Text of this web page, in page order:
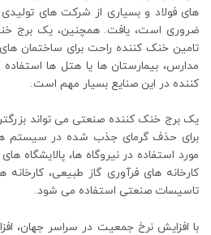
‌های فولاد و بسیاری از شرکت ‌های
ضروری است، یافت. همچنین، یک برج
تامین خنک کننده راحت برای ساختمان های
مدارس، بیمارستان ها یا هتل ها
کننده در این صنایع بسیار مهم است.
برای حذف گرمای جذب شده در سیستم
مورد استفاده در نیروگاه ها، پالایشگاه
کارخانه های فرآوری گاز طبیعی، کارخانه
تاسیسات صنعتی استفاده می شود.
با افزایش نرخ جمعیت در سراسر جهان،